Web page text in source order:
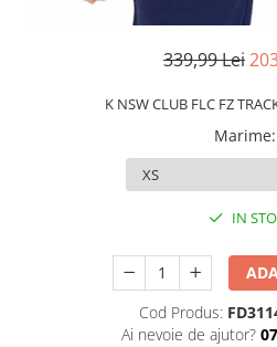
339,99 Lei
K NSW CLUB FLC FZ
Marime:
IN
Cod Produs:
Ai nevoie de ajutor?